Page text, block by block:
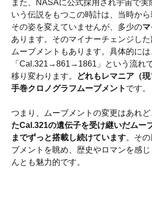
また、NASAに公式採用され宇宙で実
いう伝説をもつこの時計は、当時か
その姿を変えていませんが、多少の
あります。そのマイナーチェンジした
ムーブメントもあります。具体的には
「Cal.321→861→1861」という流れ
移り変わります。 どれもレマニア（
手巻クロノグラフムーブメント です。
つまり、ムーブメントの変更はあれ
たCal.321の遺伝子を受け継いだムー
までずっと搭載し続けています。そ
ブメントを眺め、歴史やロマンを感
んとも魅力的です。